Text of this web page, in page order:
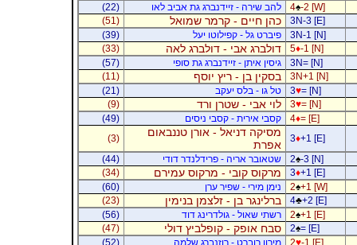
4♠-2 [W] להב שירה - זיידנברג גת אביב לאו
(22)
3N-3 [E]
כהן חיים - קרמר שמואל
(51)
3N-1 [N]
פיברט גל - קפילוטו יעל
(39)
5♦-1 [N] דולברג אבי - דולברג לאה
(33)
3N= [N]
גיסין איתן - זיידנברג גת סופי
(57)
3N+1 [N]
בסקין בן - ריץ יוסף
(11)
3♥= [N] טל גו - בלס יעקב
(21)
3♥= [N] לוי אבי - שטרן ורד
(9)
4♦= [E] קסבי אירית - קסבי ניסים
(49)
3♦+1 [E]
מסיקה דניאל - אורן טננבאום
אפרת
(3)
2♠-3 [N] שטאובר אריה - פרידלנדר דודי
(44)
3♦+1 [E] מרקוס קובי - מרקוס עמירם
(34)
2♠+1 [W] נימן מירי - שפיר ערן
(60)
4♣+2 [E] ברלינגר בן - זלצמן בנימין
(23)
2♠+1 [E] רשתי שאול - גולדרינג דוד
(56)
2♠= [E] סבח אופק - קופלביץ דולי
(47)
2♥-1 [E] מירון רוברט - רוזנברג שלמה
(52)